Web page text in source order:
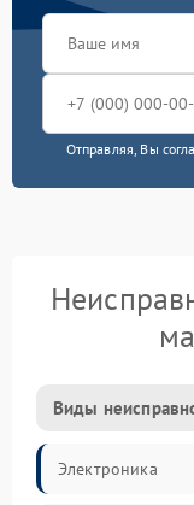
Отправляя, Вы
Виды
Электроника